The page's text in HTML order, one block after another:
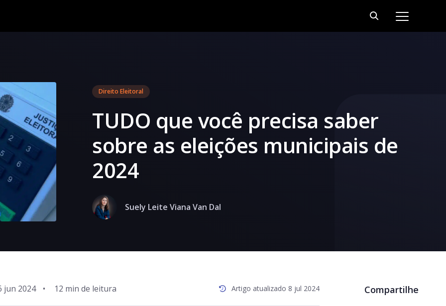
Direito Eleitoral
TUDO que você precisa saber
sobre as eleições municipais de
2024
Suely Leite Viana Van Dal
jun 2024 • Artigo atualizado 8 jul 2024 Compartilhe